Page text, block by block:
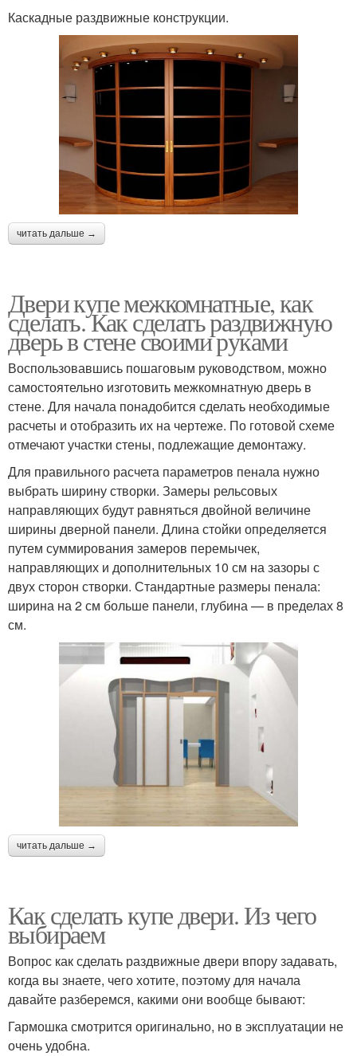
Каскадные раздвижные конструкции.
читать дальше →
Двери купе межкомнатные, как
сделать. Как сделать раздвижную
дверь в стене своими руками
Воспользовавшись пошаговым руководством, можно
самостоятельно изготовить межкомнатную дверь в
стене. Для начала понадобится сделать необходимые
расчеты и отобразить их на чертеже. По готовой схеме
отмечают участки стены, подлежащие демонтажу.
Для правильного расчета параметров пенала нужно
выбрать ширину створки. Замеры рельсовых
направляющих будут равняться двойной величине
ширины дверной панели. Длина стойки определяется
путем суммирования замеров перемычек,
направляющих и дополнительных 10 см на зазоры с
двух сторон створки. Стандартные размеры пенала:
ширина на 2 см больше панели, глубина — в пределах 8
см.
читать дальше →
Как сделать купе двери. Из чего
выбираем
Вопрос как сделать раздвижные двери впору задавать,
когда вы знаете, чего хотите, поэтому для начала
давайте разберемся, какими они вообще бывают:
Гармошка смотрится оригинально, но в эксплуатации не
очень удобна.